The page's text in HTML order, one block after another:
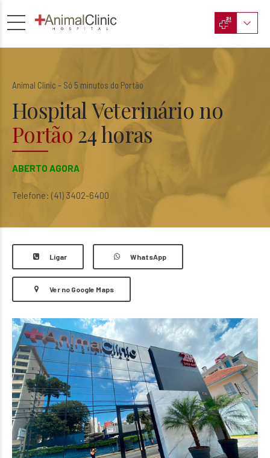
Animal Clinic – Só 5 minutos do Portão
Hospital Veterinário no
Portão 24 horas
ABERTO AGORA
Telefone: (41) 3402-6400
Ligar WhatsApp
Ver no Google Maps